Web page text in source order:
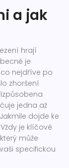
a jak
hrají
je
nejdříve po
zhoršení
jedna až
dojde ke
je klíčové
může
specifickou